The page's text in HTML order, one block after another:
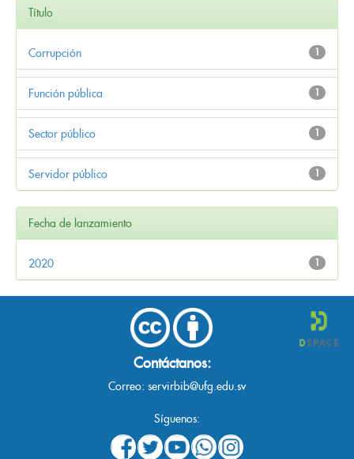
Título
1
Corrupción
1
Función pública
1
Sector público
1
Servidor público
Fecha de lanzamiento
1
2020
Contáctanos:
Correo: servirbib@ufg.edu.sv
Síguenos: